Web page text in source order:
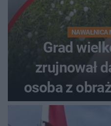
NAWAŁNICA
Grad
zrujnował
osoba z
do